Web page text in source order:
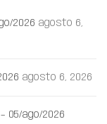
2026 agosto 6,
agosto 6, 2026
05/ago/2026